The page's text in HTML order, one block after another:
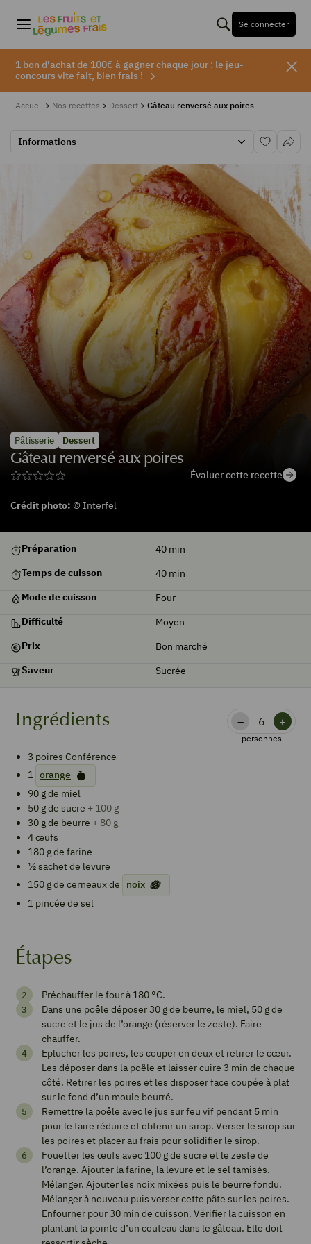
Se connecter
1 bon d'achat de 100€ à gagner chaque jour : le jeu-
concours vite fait, bien frais !
Accueil > Nos recettes > Dessert > Gâteau renversé aux poires
Informations
Pâtisserie Dessert
Gâteau renversé aux poires
Évaluer cette recette
Crédit photo: © Interfel
Préparation 40 min
Temps de cuisson
40 min
Mode de cuisson
Four
Difficulté
Moyen
Prix
Bon marché
Saveur
Sucrée
Étapes
Préchauffer le four à 180 °C.
Dans une poêle déposer 30 g de beurre, le miel, 50 g de
sucre et le jus de l’orange (réserver le zeste). Faire
chauffer.
Eplucher les poires, les couper en deux et retirer le cœur.
Les déposer dans la poêle et laisser cuire 3 min de chaque
côté. Retirer les poires et les disposer face coupée à plat
sur le fond d’un moule beurré.
Remettre la poêle avec le jus sur feu vif pendant 5 min
pour le faire réduire et obtenir un sirop. Verser le sirop sur
les poires et placer au frais pour solidifier le sirop.
Fouetter les œufs avec 100 g de sucre et le zeste de
l’orange. Ajouter la farine, la levure et le sel tamisés.
Mélanger. Ajouter les noix mixées puis le beurre fondu.
Mélanger à nouveau puis verser cette pâte sur les poires.
Enfourner pour 30 min de cuisson. Vérifier la cuisson en
plantant la pointe d’un couteau dans le gâteau. Elle doit
Ingrédients – +
personnes
3 poires Conférence
1 orange
90 g de miel
50 g de sucre + 100 g
30 g de beurre + 80 g
4œufs
180 g de farine
½sachet de levure
150 g de cerneaux de
noix
1 pincée de sel
Gâteau
renversé
aux
poires
Imprimer
recette